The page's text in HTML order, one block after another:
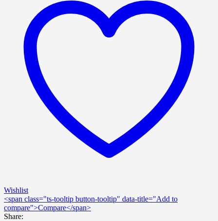
Wishlist
<span class="ts-tooltip button-tooltip" data-title="Add to
compare">Compare</span>
Share: